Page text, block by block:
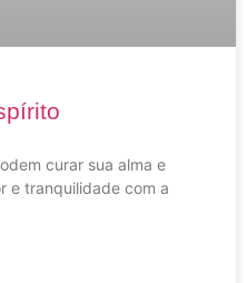
curar sua alma e
e tranquilidade com a